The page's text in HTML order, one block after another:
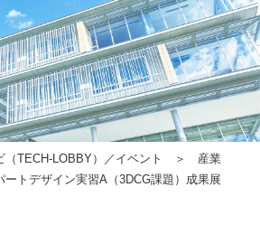
（TECH-LOBBY）／イベント
＞ 産業
ートデザイン実習A（3DCG課題）成果展